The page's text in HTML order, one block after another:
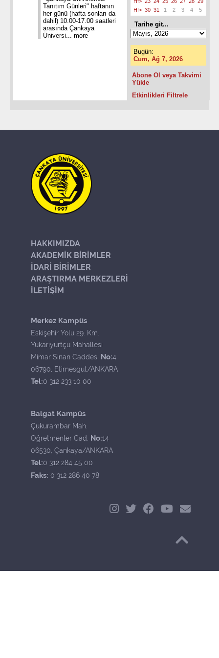
Tanıtım Günleri" haftanın
her günü (hafta sonları da
dahil) 10.00-17.00 saatleri
arasında Çankaya
Üniversi... more
Hf> 30 31 1 2 3 4 5
Tarihe git...
Bugün:
Cum, Ağ 7, 2026
Abone Ol veya Takvimi
Yükle
Etkinlikleri Filtrele
HAKKIMIZDA
AKADEMİK BİRİMLER
İDARİ BİRİMLER
ARAŞTIRMA MERKEZLERİ
İLETİŞİM
Merkez Kampüs
Eskişehir Yolu 29. Km.
Yukarıyurtçu Mahallesi
Mimar Sinan Caddesi No:4
06790, Etimesgut/ANKARA
Tel:0 312 233 10 00
Balgat Kampüs
Çukurambar Mah.
Öğretmenler Cad. No:14
06530, Çankaya/ANKARA
Tel:0 312 284 45 00
Faks: 0 312 286 40 78